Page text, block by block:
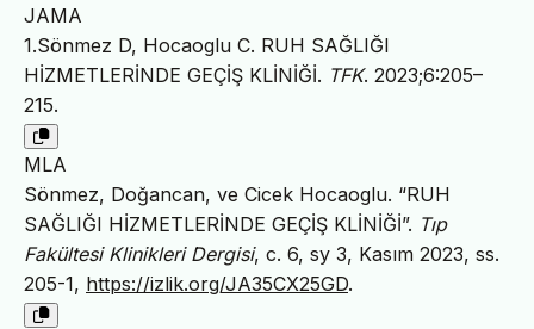
JAMA
1.Sönmez D, Hocaoglu C. RUH SAĞLIĞI
HİZMETLERİNDE GEÇİŞ KLİNİĞİ. TFK. 2023;6:205–
215.
MLA
Sönmez, Doğancan, ve Cicek Hocaoglu. “RUH
SAĞLIĞI HİZMETLERİNDE GEÇİŞ KLİNİĞİ”. Tıp
Fakültesi Klinikleri Dergisi, c. 6, sy 3, Kasım 2023, ss.
205-1, https://izlik.org/JA35CX25GD.